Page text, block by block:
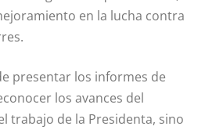
en la lucha contra
presentar los informes de
los avances del
trabajo de la Presidenta, sino